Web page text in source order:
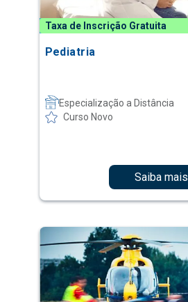
Taxa de Inscrição Gratuita
Pediatria
Especialização a Distância
Curso Novo
Saiba mais